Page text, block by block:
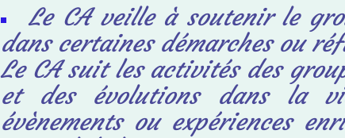
Le CA veille à soutenir le
dans certaines démarches ou
Le CA suit les activités des
et des évolutions dans la
évènements ou expériences